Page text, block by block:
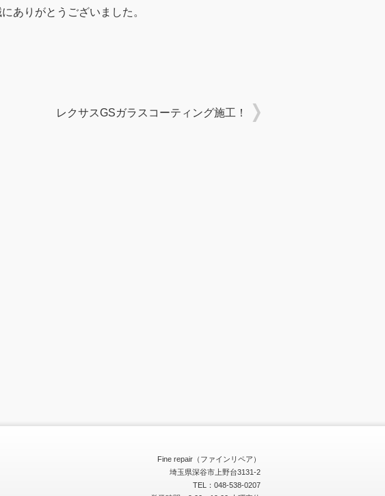
ありがとうございました。
レクサスGSガラスコーティング施工！
Fine repair（ファインリペア）
埼玉県深谷市上野台3131-2
TEL：048-538-0207